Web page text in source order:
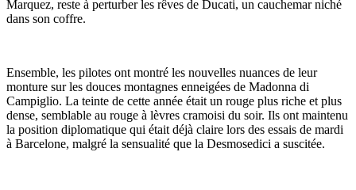
Marquez, reste à perturber les rêves de Ducati, un cauchemar niché
dans son coffre.
Ensemble, les pilotes ont montré les nouvelles nuances de leur
monture sur les douces montagnes enneigées de Madonna di
Campiglio. La teinte de cette année était un rouge plus riche et plus
dense, semblable au rouge à lèvres cramoisi du soir. Ils ont maintenu
la position diplomatique qui était déjà claire lors des essais de mardi
à Barcelone, ​​​​malgré la sensualité que la Desmosedici a suscitée.